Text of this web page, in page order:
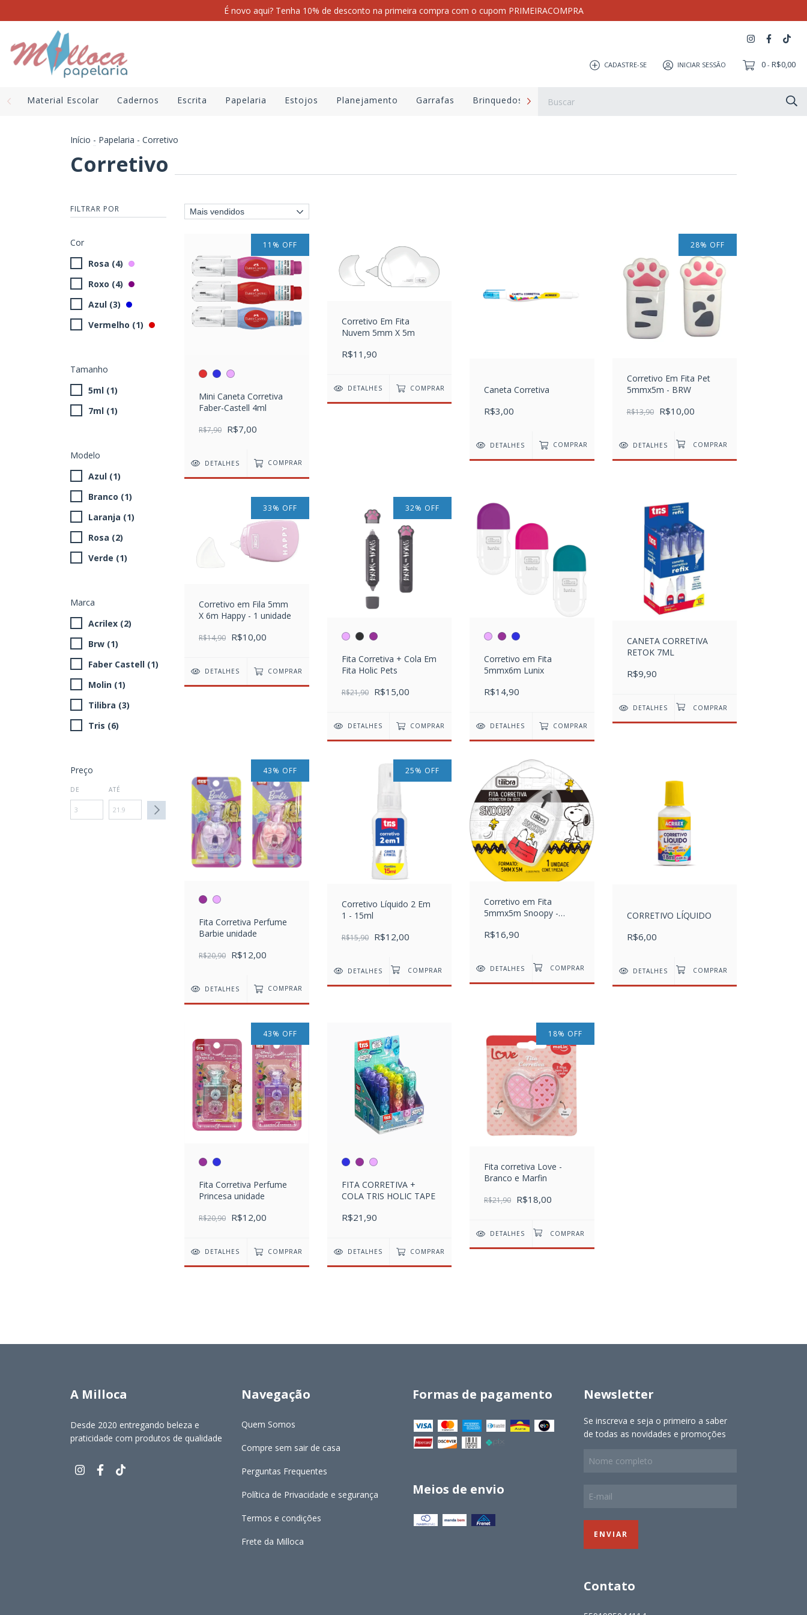
É novo aqui? Tenha 10% de desconto na primeira compra com o cupom PRIMEIRACOMPRA
CADASTRE-SE INICIAR SESSÃO 0 - R$0,00
Material Escolar Cadernos Escrita Papelaria Estojos Planejamento Garrafas Brinquedos Artesanato Eletrônicos
Início - Papelaria - Corretivo
Corretivo
FILTRAR POR
Cor
Rosa (4)
Roxo (4)
Azul (3)
Vermelho (1)
Tamanho
5ml (1)
7ml (1)
Modelo
Azul (1)
Branco (1)
Laranja (1)
Rosa (2)
Verde (1)
Marca
Acrilex (2)
Brw (1)
Faber Castell (1)
Molin (1)
Tilibra (3)
Tris (6)
Preço
DE ATÉ
11 % OFF
Mini Caneta Corretiva
Faber-Castell 4ml
R$7,90 R$7,00
DETALHES COMPRAR
Corretivo Em Fita
Nuvem 5mm X 5m
R$11,90
DETALHES COMPRAR Caneta Corretiva
R$3,00
DETALHES COMPRAR
28% OFF
Corretivo Em Fita Pet
5mmx5m - BRW
R$13,90 R$10,00
DETALHES
33% OFF
Corretivo em Fila 5mm
X 6m Happy - 1 unidade
R$14,90 R$10,00
DETALHES COMPRAR
32% OFF
Fita Corretiva + Cola Em
Fita Holic Pets
R$21,90 R$15,00
DETALHES COMPRAR
Corretivo em Fita
5mmx6m Lunix
R$14,90
DETALHES COMPRAR
CANETA CORRETIVA
RETOK 7ML
R$9,90
DETALHES
43% OFF
Fita Corretiva Perfume
Barbie unidade
R$20,90 R$12,00
DETALHES COMPRAR
25% OFF
Corretivo Líquido 2 Em
1 - 15ml
R$15,90 R$12,00
DETALHES
Corretivo em Fita
5mmx5m Snoopy -
R$16,90
DETALHES
CORRETIVO LÍQUIDO
R$6,00
DETALHES
43% OFF
Fita Corretiva Perfume
Princesa unidade
R$20,90 R$12,00
DETALHES COMPRAR
FITA CORRETIVA +
COLA TRIS HOLIC TAPE
R$21,90
DETALHES COMPRAR
18% OFF
Fita corretiva Love -
Branco e Marfin
R$21,90 R$18,00
DETALHES
A Milloca
Desde 2020 entregando beleza e
praticidade com produtos de qualidade
Navegação
Quem Somos
Compre sem sair de casa
Perguntas Frequentes
Política de Privacidade e segurança
Termos e condições
Frete da Milloca
Formas de pagamento
Meios de envio
Newsletter
Se inscreva e seja o primeiro a saber
de todas as novidades e promoções
Contato